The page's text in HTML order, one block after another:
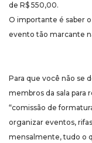
de R$ 550,00.
O importante é saber
evento tão marcante
Para que você não se
membros da sala para
“comissão de
organizar eventos,
mensalmente, tudo o